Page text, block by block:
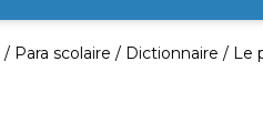
Para scolaire Dictionnaire Le